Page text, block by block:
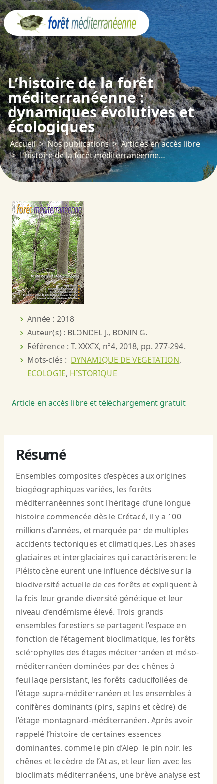
L’histoire de la forêt
méditerranéenne :
dynamiques évolutives et
écologiques
Accueil Nos publications
Articles en accès libre
L’histoire de la forêt méditerranéenne : dynamiques évolutives et écologiques
Année : 2018
Auteur(s) : BLONDEL J., BONIN G.
Référence : T. XXXIX, n°4, 2018, pp. 277-294.
Mots-clés : DYNAMIQUE DE VEGETATION,
ECOLOGIE, HISTORIQUE
Article en accès libre et téléchargement gratuit
Résumé
Ensembles composites d’espèces aux origines
biogéographiques variées, les forêts
méditerranéennes sont l’héritage d’une longue
histoire commencée dès le Crétacé, il y a 100
millions d’années, et marquée par de multiples
accidents tectoniques et climatiques. Les phases
glaciaires et interglaciaires qui caractérisèrent le
Pléistocène eurent une influence décisive sur la
biodiversité actuelle de ces forêts et expliquent à
la fois leur grande diversité génétique et leur
niveau d’endémisme élevé. Trois grands
ensembles forestiers se partagent l’espace en
fonction de l’étagement bioclimatique, les forêts
sclérophylles des étages méditerranéen et méso-
méditerranéen dominées par des chênes à
feuillage persistant, les forêts caducifoliées de
l’étage supra-méditerranéen et les ensembles à
conifères dominants (pins, sapins et cèdre) de
l’étage montagnard-méditerranéen. Après avoir
rappelé l’histoire de certaines essences
dominantes, comme le pin d’Alep, le pin noir, les
chênes et le cèdre de l’Atlas, et leur lien avec les
bioclimats méditerranéens, une brève analyse est
Panneau de gestion des cookies